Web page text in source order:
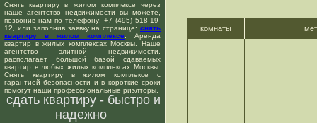
Снять квартиру в жилом комплексе через
наше агентство недвижимости вы можете,
позвонив нам по телефону: +7 (495) 518-19-
12, или заполнив заявку на странице: снять
квартиру в жилом комплексе . Аренда
квартир в жилых комплексах Москвы. Наше
агентство элитной недвижимости,
располагает большой базой сдаваемых
квартир в любых жилых комплексах Москвы.
Снять квартиру в жилом комплексе с
гарантией безопасности и в короткие сроки
помогут наши профессиональные риэлторы.
сдать квартиру - быстро и
надежно
комнаты